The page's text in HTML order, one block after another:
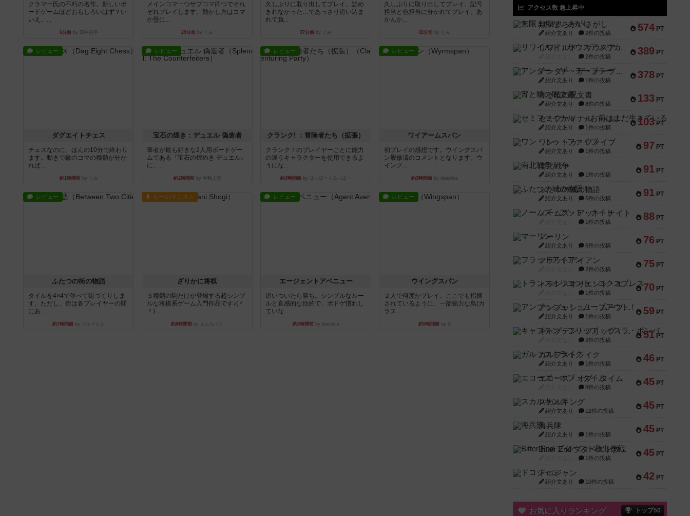
クラマー氏の不朽の名作。新しいボ
ードゲームほどおもしろいはず？い
いえ。...
6分前by 田中昌平
メインコマ一つサブコマ四つでそれ
ぞれプレイします。動かし方はコマ
か壁に...
29分前 by くみ
久しぶりに取り出してプレイ。詰め
きれなかった…であっさり追い込ま
れて負...
37分前 by くみ
久しぶりに取り出してプレイ。記号
担当と色担当に分かれてプレイ。あ
かんか...
42分前 by くみ
レビュー
ダグエイトチェス
チェスなのに、ほんの10分で終わり
ます。動きで敵のコマの種類が分か
れば...
約1時間前by くみ
レビュー
宝石の煌き：デュエル 偽造者
筆者が最も好きな2人用ボードゲー
ムである『宝石の煌めき デュエル』
に、...
約2時間前by 手動人形
レビュー
クランク! ：冒険者たち（拡張）
クランク！のプレイヤーごとに能力
の違うキャラクターを使用できるよ
うにな...
約3時間前 by ぽっぽーくるっぽー
レビュー
ワイアームスパン
初プレイの感想です。ウイングスパ
ン履修済のコメントとなります。ウ
イング...
約3時間前by daisdice
レビュー
ふたつの街の物語
タイルを4×4で並べて街づくりしま
す。ただし、街は各プレイヤーの間
にあ...
約7時間前 by ジェイとと
ルール/インスト
ざりかに将棋
３種類の駒だけが登場する超シンプ
ルな将棋系ゲーム入門作品です♪(＾
＾)...
約8時間前 by あんちっく
レビュー
エージェントアベニュー
追いついたら勝ち。シンプルなルー
ルと直感的な目的で、ボドゲ慣れし
ていな...
約8時間前by daisdice
レビュー
ウイングスパン
２人で何度かプレイ。ここでも指摘
されているように、一部強力な鳥(カ
ラス...
約9時間前by S
アクセス数 急上昇中
574 PT
無限まちがいさがし
紹介文あり 2件の投稿
389 PT
リワイルド：サウスアメリカ
2件の投稿
378 PT
アンダー・ザ・テーブラー
紹介文あり 1件の投稿
133 PT
宵と暁の呪文書
紹介文あり 8件の投稿
103 PT
セミファイナル ～お前はまだ生きている～
紹介文あり 1件の投稿
97 PT
ワン・トゥ・ファイブ
紹介文あり 1件の投稿
91 PT
南北戦争
紹介文あり 1件の投稿
91 PT
ふたつの城の物語
紹介文あり 6件の投稿
88 PT
ノームズ・アット・ナイト
1件の投稿
76 PT
マーリン
紹介文あり 6件の投稿
75 PT
フラットアイアン
2件の投稿
70 PT
トランスオリエント・エクスプレス
1件の投稿
59 PT
アンブッシュ！：ムーブアウト！
紹介文あり 1件の投稿
51 PT
キャプテン・フリップ：イスラ・ボンバ
2件の投稿
46 PT
ガルフストライク
紹介文あり 1件の投稿
45 PT
エコーズ・オブ・タイム
8件の投稿
45 PT
スカルキング
紹介文あり 12件の投稿
45 PT
海兵隊
紹介文あり 1件の投稿
45 PT
Bitter End ブタペスト救出作戦
1件の投稿
42 PT
ドコジャン
紹介文あり 10件の投稿
お気に入りランキング トップ50